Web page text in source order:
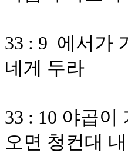
33 : 9 에서가
네게 두라
33 : 10 야곱
오면 청컨대